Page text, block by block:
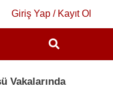
Giriş Yap / Kayıt Ol
Vakalarında